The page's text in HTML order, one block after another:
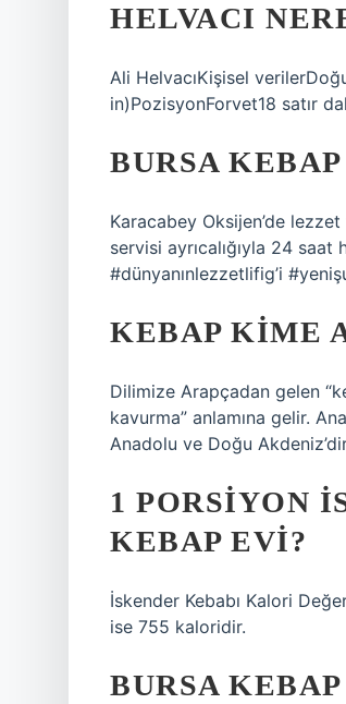
HELVACI
Ali HelvacıKişisel
in)PozisyonForvet18 satır
BURSA
Karacabey Oksijen’de
servisi ayrıcalığıyla 24
#dünyanınlezzetlifig’i
KEBAP KIME
Dilimize Arapçadan gelen
kavurma” anlamına gelir.
Anadolu ve Doğu
1 PORSIYON
KEBAP EVI?
İskender Kebabı Kalori
ise 755 kaloridir.
BURSA